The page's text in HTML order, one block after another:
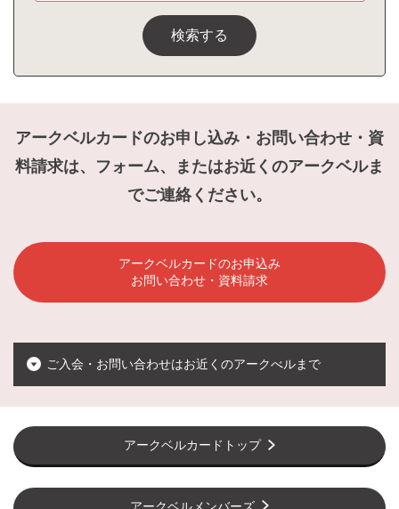
検索する
アークベルカードのお申し込み・お問い合わせ・資
料請求は、フォーム、またはお近くのアークベルま
でご連絡ください。
アークベルカードのお申込み
お問い合わせ・資料請求
ご入会・お問い合わせはお近くのアークべルまで
アークベルカードトップ